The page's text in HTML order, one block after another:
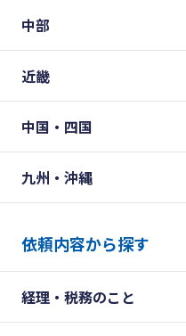
中部
近畿
中国・四国
九州・沖縄
依頼内容から探す
経理・税務のこと